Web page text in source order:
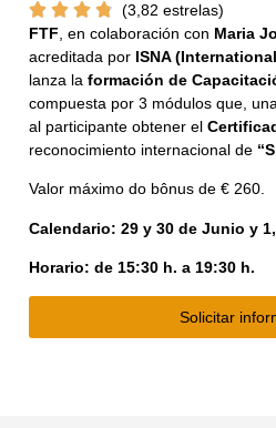
(3,82 estrelas)
FTF , en colaboración con Maria
acreditada por ISNA
lanza la formación de
compuesta por 3 módulos que,
al participante obtener el
reconocimiento internacional de
Valor máximo do bônus de € 260.
Calendario: 29 y 30 de Junio y
Horario: de 15:30 h. a 19:30 h.
Solicitar